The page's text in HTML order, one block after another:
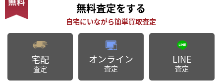
無料査定をする
宅配
査定
オンライン
査定
LINE
査定